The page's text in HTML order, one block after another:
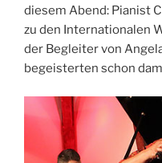
diesem Abend: Pianist
zu den Internationalen
der Begleiter von
begeisterten schon